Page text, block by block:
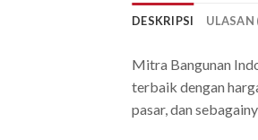
DESKRIPSI ULASAN
Mitra Bangunan
terbaik dengan
pasar, dan